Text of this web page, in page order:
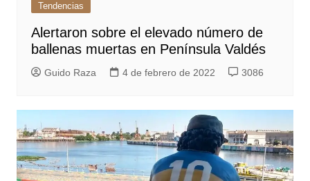
Tendencias
Alertaron sobre el elevado número de
ballenas muertas en Península Valdés
Guido Raza 4 de febrero de 2022 3086